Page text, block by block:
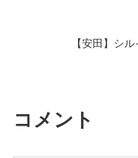
【安田】シ
コメント